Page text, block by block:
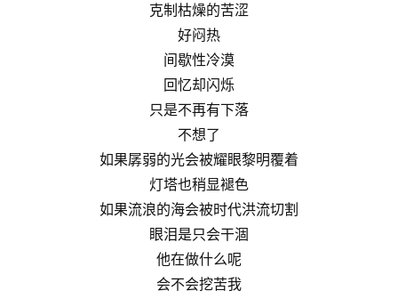
克制枯燥的苦涩
好闷热
间歇性冷漠
回忆却闪烁
只是不再有下落
不想了
如果孱弱的光会被耀眼黎明覆着
灯塔也稍显褪色
如果流浪的海会被时代洪流切割
眼泪是只会干涸
他在做什么呢
会不会挖苦我